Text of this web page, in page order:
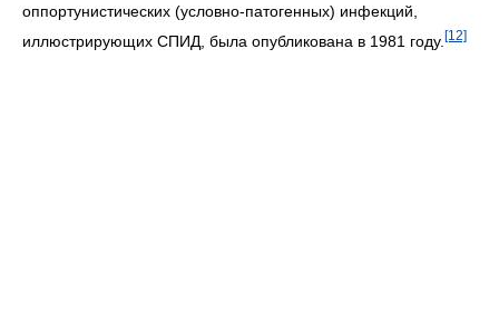
оппортунистических (условно-патогенных) инфекций,
иллюстрирующих СПИД, была опубликована в 1981 году. [12]